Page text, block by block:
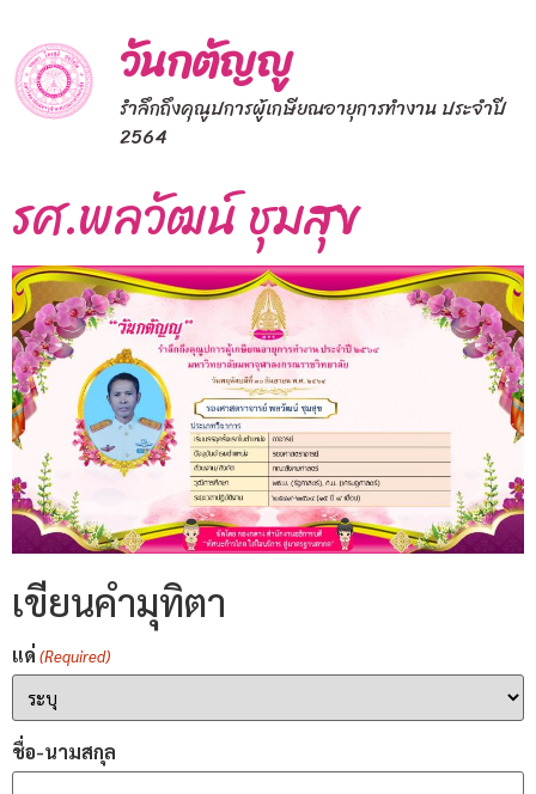
วันกตัญญู
รำลึกถึงคุณูปการผู้เกษียณอายุการทำงาน ประจำปี
2564
รศ.พลวัฒน์ ชุมสุข
เขียนคำมุทิตา
แด่ (Required)
ชื่อ-นามสกุล